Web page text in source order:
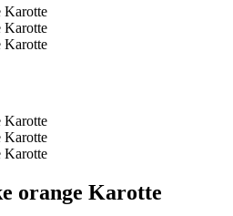
orange Karotte